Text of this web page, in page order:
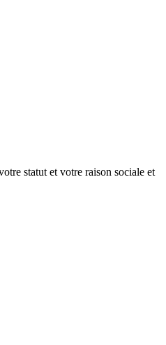
statut et votre raison sociale et